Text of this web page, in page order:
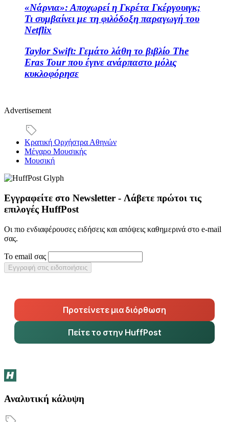
«Νάρνια»: Αποχωρεί η Γκρέτα Γκέργουιγκ;
Τι συμβαίνει με τη φιλόδοξη παραγωγή του
Netflix
Taylor Swift: Γεμάτο λάθη το βιβλίο The
Eras Tour που έγινε ανάρπαστο μόλις
κυκλοφόρησε
Advertisement
Κρατική Ορχήστρα Αθηνών
Μέγαρο Μουσικής
Μουσική
Εγγραφείτε στο Newsletter - Λάβετε πρώτοι τις
επιλογές HuffPost
Οι πιο ενδιαφέρουσες ειδήσεις και απόψεις καθημερινά στο e-mail
σας.
Το email σας
Εγγραφή στις ειδοποιήσεις
Προτείνετε μια διόρθωση
Πείτε το στην HuffPost
Αναλυτική κάλυψη